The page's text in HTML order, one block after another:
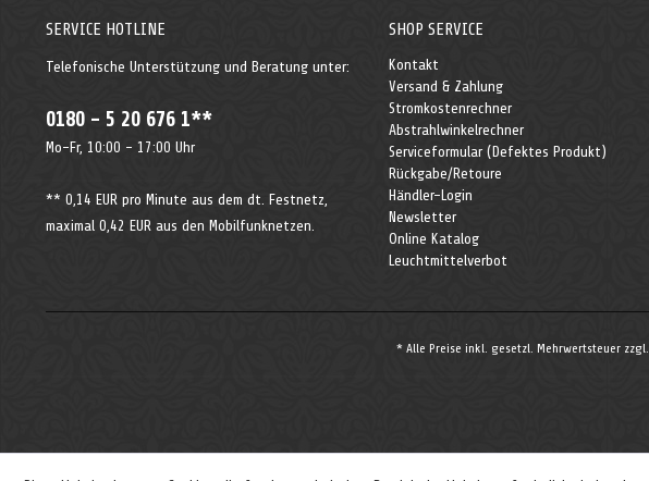
SERVICE HOTLINE
Telefonische Unterstützung und Beratung unter:
0180 - 5 20 676 1**
Mo-Fr, 10:00 - 17:00 Uhr
** 0,14 EUR pro Minute aus dem dt. Festnetz,
maximal 0,42 EUR aus den Mobilfunknetzen.
SHOP SERVICE
Kontakt
Versand & Zahlung
Stromkostenrechner
Abstrahlwinkelrechner
Serviceformular (Defektes Produkt)
Rückgabe/Retoure
Händler-Login
Newsletter
Online Katalog
Leuchtmittelverbot
* Alle Preise inkl. gesetzl. Mehrwertsteuer zzgl.